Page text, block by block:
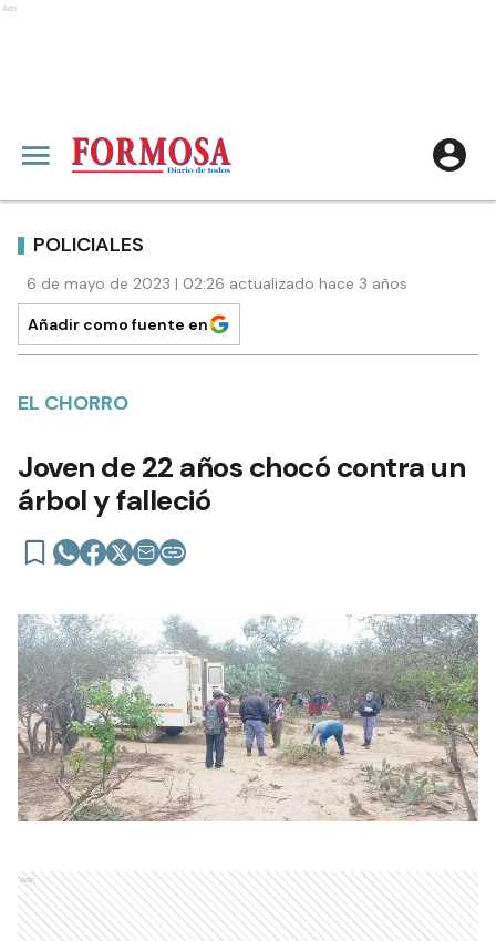
Ads
POLICIALES
6 de mayo de 2023 | 02:26 actualizado hace 3 años
Añadir como fuente en
EL CHORRO
Joven de 22 años chocó contra un
árbol y falleció
Ads